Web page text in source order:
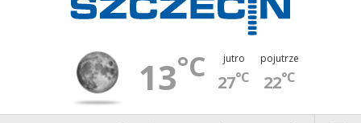
13°C jutro
27°C
pojutrze
22°C